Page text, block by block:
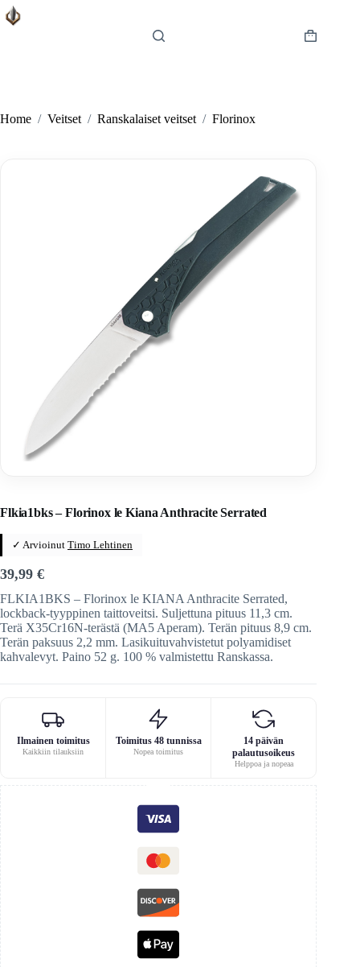
Skip
to
Shopping
Home / Veitset / Ranskalaiset veitset / Florinox
Flkia1bks – Florinox le Kiana Anthracite Serrated
✓ Arvioinut Timo Lehtinen
39,99 €
FLKIA1BKS – Florinox le KIANA Anthracite Serrated,
lockback-tyyppinen taittoveitsi. Suljettuna pituus 11,3 cm.
Terä X35Cr16N-terästä (MA5 Aperam). Terän pituus 8,9 cm.
Terän paksuus 2,2 mm. Lasikuituvahvistetut polyamidiset
kahvalevyt. Paino 52 g. 100 % valmistettu Ranskassa.
Ilmainen toimitus
Kaikkiin tilauksiin
Toimitus 48 tunnissa
Nopea toimitus
14 päivän
palautusoikeus
Helppoa ja nopeaa